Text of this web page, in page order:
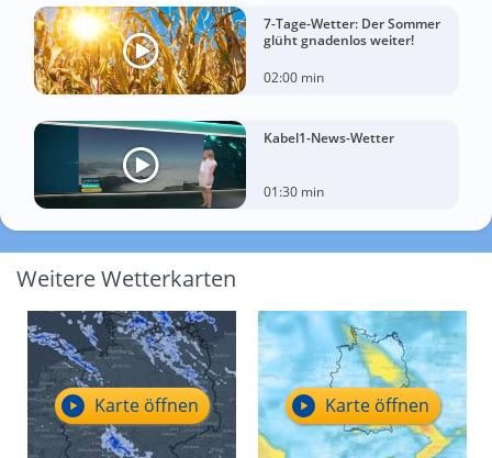
7-Tage-Wetter: Der Sommer
glüht gnadenlos weiter!
02:00 min
Kabel1-News-Wetter
01:30 min
Weitere Wetterkarten
Karte öffnen Karte öffnen